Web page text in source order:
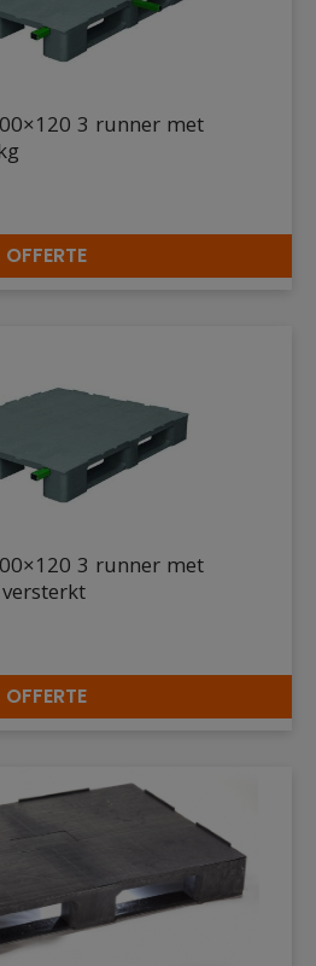
DETAILS
3 runner met
OFFERTE
DETAILS
3 runner met
OFFERTE